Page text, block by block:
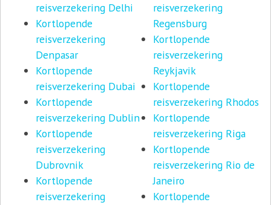
reisverzekering Delhi
Kortlopende
reisverzekering
Denpasar
Kortlopende
reisverzekering Dubai
Kortlopende
reisverzekering Dublin
Kortlopende
reisverzekering
Dubrovnik
Kortlopende
reisverzekering
reisverzekering
Regensburg
Kortlopende
reisverzekering
Reykjavik
Kortlopende
reisverzekering Rhodos
Kortlopende
reisverzekering Riga
Kortlopende
reisverzekering Rio de
Janeiro
Kortlopende